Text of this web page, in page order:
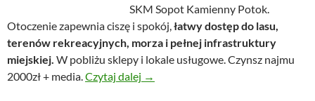
SKM Sopot Kamienny Potok.
Otoczenie zapewnia ciszę i spokój,łatwy dostęp do lasu,
terenów rekreacyjnych, morza i pełnej infrastruktury
miejskiej. W pobliżu sklepy i lokale usługowe. Czynsz najmu
2000zł + media.Czytaj dalej Mieszkanie z widokiem Sopot
→